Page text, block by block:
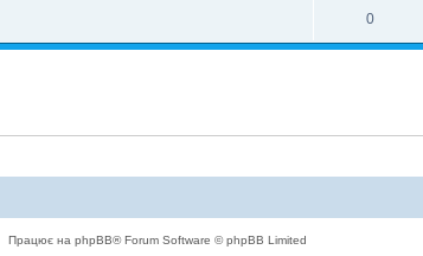
0
Працює на phpBB® Forum Software © phpBB Limited